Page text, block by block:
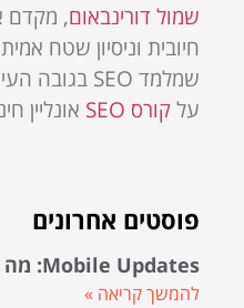
שמול דורינבאום, מקדם
חיובית וניסיון שטח
עלקורס SEO אונליין
פוסטים אחרונים
Mobile Updates: מה חדש
להמשך קריאה »